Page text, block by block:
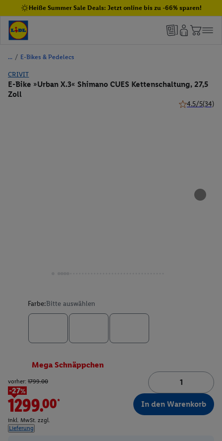
Heiße Summer Sale Deals: Jetzt online bis zu -66% sparen!
/ E-Bikes & Pedelecs
CRIVIT
E-Bike »Urban X.3« Shimano CUES Kettenschaltung, 27,5
Zoll
4.5/5(34)
Farbe:Bitte auswählen
Mega Schnäppchen
vorher: 1799.00
-27%
1299.00*
inkl. MwSt. zzgl.
Lieferung
In den Warenkorb